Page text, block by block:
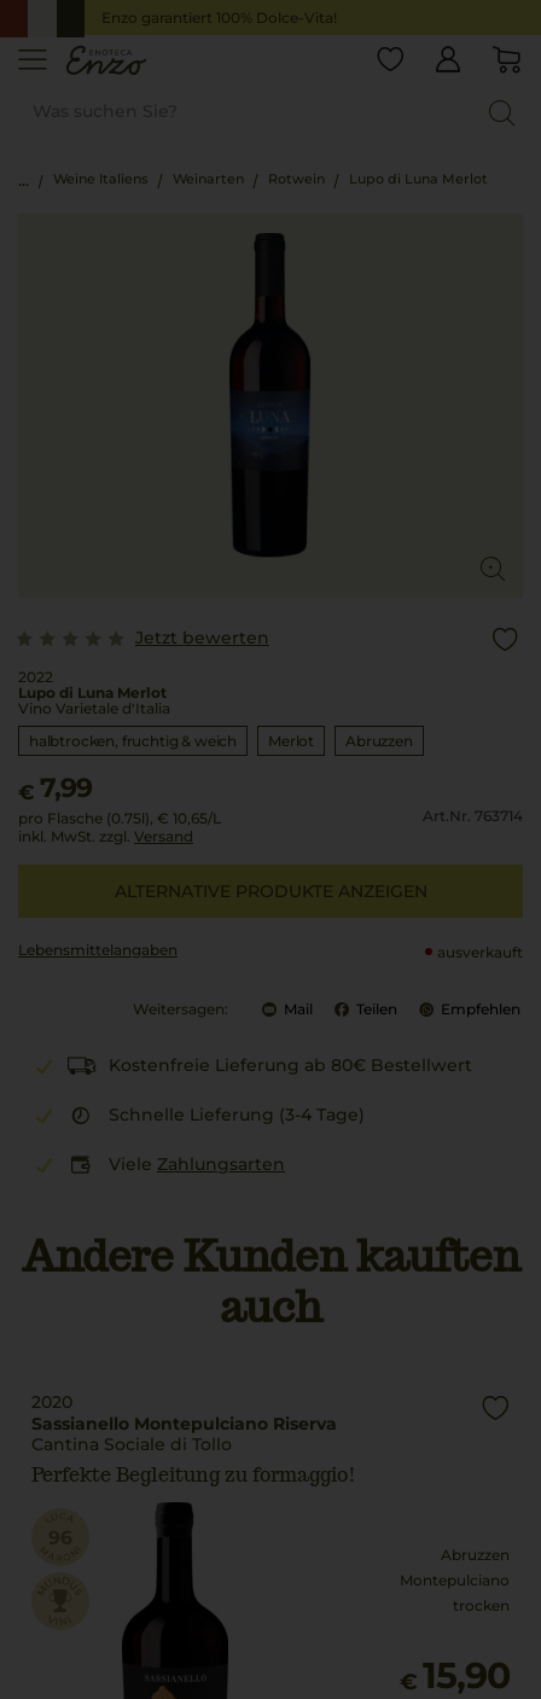
Enzo garantiert 100% Dolce-Vita!
Weine Italiens Weinarten Rotwein Lupo di Luna Merlot
Jetzt bewerten
2022
Lupo di Luna Merlot
Vino Varietale d'Italia
halbtrocken, fruchtig & weich
Merlot Abruzzen
€ 7,99
pro Flasche (0.75l), € 10,65/L
inkl. MwSt. zzgl. Versand
Art.Nr. 763714
ALTERNATIVE PRODUKTE ANZEIGEN
Lebensmittel­angaben ausverkauft
Weitersagen: Mail Teilen Empfehlen
Kostenfreie Lieferung ab 80€ Bestellwert
Schnelle Lieferung (3-4 Tage)
Viele Zahlungsarten
Andere Kunden kauften
auch
2020
Sassianello Montepulciano Riserva
Cantina Sociale di Tollo
Perfekte Begleitung zu formaggio!
Abruzzen
Montepulciano
trocken
€ 15,90